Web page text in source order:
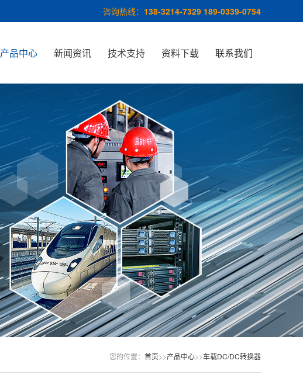
咨询热线： 138-3214-7329 189-0339-0754
产品中心 新闻资讯 技术支持 资料下载 联系我们
您的位置： 首页>>产品中心>>车载DC/DC转换器